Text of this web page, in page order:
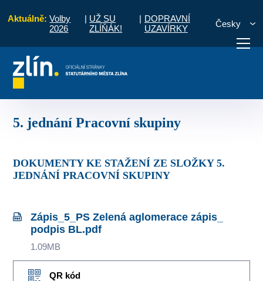
Aktuálně: Volby
2026
| UŽ SU
ZLÍŇÁK!
| DOPRAVNÍ
UZAVÍRKY
Česky
vyřídit Potřebuji zaplatit
5. jednání Pracovní skupiny
DOKUMENTY KE STAŽENÍ ZE SLOŽKY 5.
JEDNÁNÍ PRACOVNÍ SKUPINY
Zápis_5_PS Zelená aglomerace zápis_
podpis BL.pdf
1.09MB
QR kód